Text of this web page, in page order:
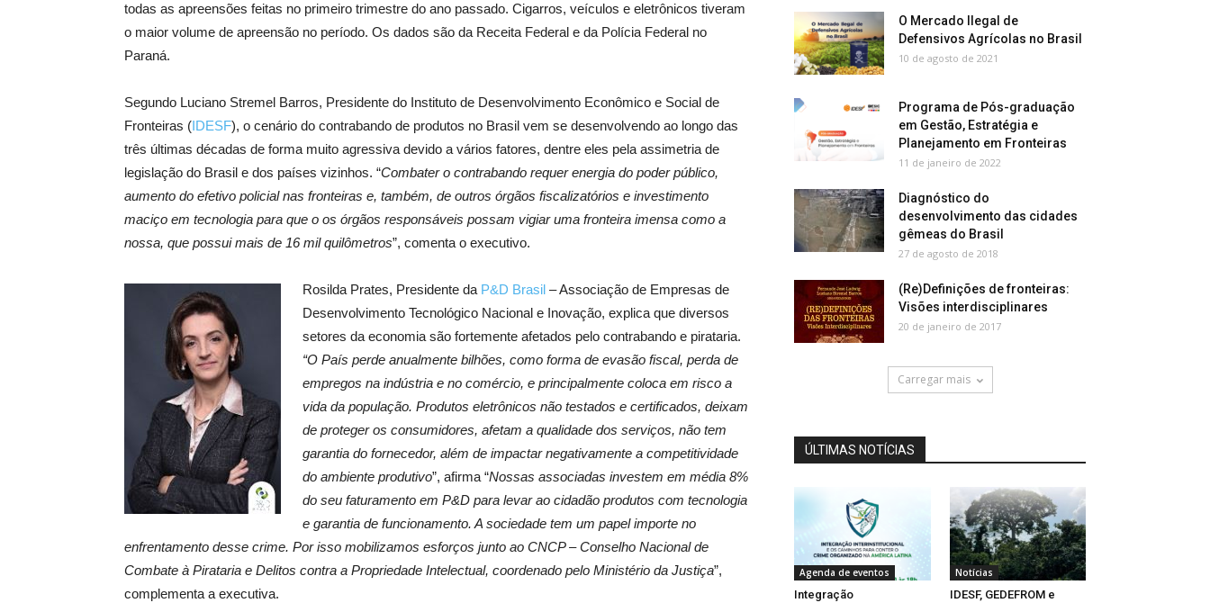
todas as apreensões feitas no primeiro trimestre do ano passado. Cigarros, veículos e eletrônicos tiveram
o maior volume de apreensão no período. Os dados são da Receita Federal e da Polícia Federal no
Paraná.
Segundo Luciano Stremel Barros, Presidente do Instituto de Desenvolvimento Econômico e Social de
Fronteiras (IDESF), o cenário do contrabando de produtos no Brasil vem se desenvolvendo ao longo das
três últimas décadas de forma muito agressiva devido a vários fatores, dentre eles pela assimetria de
legislação do Brasil e dos países vizinhos. “Combater o contrabando requer energia do poder público,
aumento do efetivo policial nas fronteiras e, também, de outros órgãos fiscalizatórios e investimento
maciço em tecnologia para que o os órgãos responsáveis possam vigiar uma fronteira imensa como a
nossa, que possui mais de 16 mil quilômetros”, comenta o executivo.
Rosilda Prates, Presidente da P&D Brasil – Associação de Empresas de
Desenvolvimento Tecnológico Nacional e Inovação, explica que diversos
setores da economia são fortemente afetados pelo contrabando e pirataria.
“O País perde anualmente bilhões, como forma de evasão fiscal, perda de
empregos na indústria e no comércio, e principalmente coloca em risco a
vida da população. Produtos eletrônicos não testados e certificados, deixam
de proteger os consumidores, afetam a qualidade dos serviços, não tem
garantia do fornecedor, além de impactar negativamente a competitividade
do ambiente produtivo”, afirma “Nossas associadas investem em média 8%
do seu faturamento em P&D para levar ao cidadão produtos com tecnologia
e garantia de funcionamento. A sociedade tem um papel importe no
enfrentamento desse crime. Por isso mobilizamos esforços junto ao CNCP – Conselho Nacional de
Combate à Pirataria e Delitos contra a Propriedade Intelectual, coordenado pelo Ministério da Justiça”,
complementa a executiva.
O Mercado Ilegal de
Defensivos Agrícolas no Brasil
10 de agosto de 2021
Programa de Pós-graduação
em Gestão, Estratégia e
Planejamento em Fronteiras
11 de janeiro de 2022
Diagnóstico do
desenvolvimento das cidades
gêmeas do Brasil
27 de agosto de 2018
(Re)Definições de fronteiras:
Visões interdisciplinares
20 de janeiro de 2017
Carregar mais
ÚLTIMAS NOTÍCIAS
Agenda de eventos
Integração
Notícias
IDESF, GEDEFROM e